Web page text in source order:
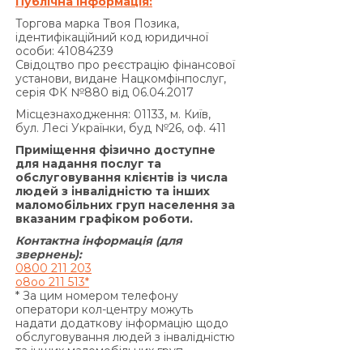
порушення виконання зобов’язань на підставі
Договору, не може перевищувати половини
суми Кредиту, одержаної Позичальником від
Кредитодавця за Договором, і не може бути
збільшена за домовленістю Сторін.»
За договором про надання кредиту по
продукту «Кредит 4/6 місяців»:
«У разі прострочення виконання
Позичальником грошового зобов’язання зі
сплати процентів за користування Кредитом та/
або Комісії за видачу Кредиту (якщо умови
Договору передбачають сплату комісії за
видачу Кредиту) та/або Комісії за видачу у
Кредит додаткових грошових коштів (якщо
умови додаткової угоди до Договору
передбачають сплату комісії за видачу у Кредит
додаткових грошових коштів) та/або суми
Кредиту у визначені цим Договором терміни,
Торгова марка Твоя Позика,
ідентифікаційний код юридичної
особи: 41084239
Свідоцтво про реєстрацію фінансової
установи, видане Нацкомфінпослуг,
серія ФК №880 від 06.04.2017
Місцезнаходження: 01133, м. Київ,
бул. Лесі Українки, буд №26, оф. 411
Приміщення фізично доступне
для надання послуг та
обслуговування клієнтів із числа
людей з інвалідністю та інших
маломобільних груп населення за
вказаним графіком роботи.
Контактна інформація (для
звернень):
0800 211 203
o8oo 211 513*
* За цим номером телефону
оператори кол-центру можуть
надати додаткову інформацію щодо
обслуговування людей з інвалідністю